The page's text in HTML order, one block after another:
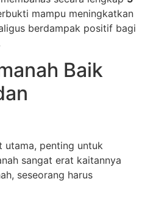
mampu meningkatkan
berdampak positif bagi
Baik
utama, penting untuk
sangat erat kaitannya
seseorang harus